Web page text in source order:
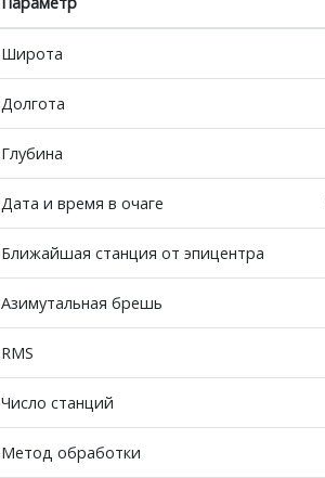
Широта
Долгота
Глубина
Дата и время в очаге
Ближайшая станция от эпицентра
Азимутальная брешь
RMS
Число станций
Метод обработки